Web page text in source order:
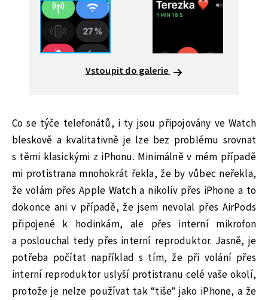
Vstoupit do galerie
Co se týče telefonátů, i ty jsou připojovány ve Watch
bleskově a kvalitativně je lze bez problému srovnat
s těmi klasickými z iPhonu. Minimálně v mém případě
mi protistrana mnohokrát řekla, že by vůbec neřekla,
že volám přes Apple Watch a nikoliv přes iPhone a to
dokonce ani v případě, že jsem nevolal přes AirPods
připojené k hodinkám, ale přes interní mikrofon
a poslouchal tedy přes interní reproduktor. Jasně, je
potřeba počítat například s tím, že při volání přes
interní reproduktor uslyší protistranu celé vaše okolí,
protože je nelze používat tak “tiše” jako iPhone, a že